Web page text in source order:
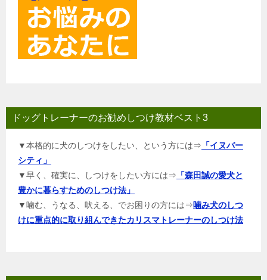
ドッグトレーナーのお勧めしつけ教材ベスト3
▼本格的に犬のしつけをしたい、という方には⇒ 「イヌバー
シティ」
▼早く、確実に、しつけをしたい方には⇒ 「森田誠の愛犬と
豊かに暮らすためのしつけ法」
▼噛む、うなる、吠える、でお困りの方には⇒噛み犬のしつ
けに重点的に取り組んできたカリスマトレーナーのしつけ法